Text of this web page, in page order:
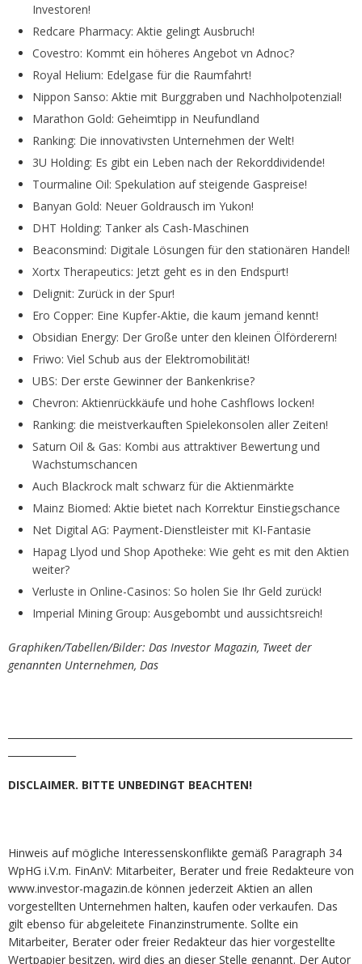
Investoren!
Redcare Pharmacy: Aktie gelingt Ausbruch!
Covestro: Kommt ein höheres Angebot vn Adnoc?
Royal Helium: Edelgase für die Raumfahrt!
Nippon Sanso: Aktie mit Burggraben und Nachholpotenzial!
Marathon Gold: Geheimtipp in Neufundland
Ranking: Die innovativsten Unternehmen der Welt!
3U Holding: Es gibt ein Leben nach der Rekorddividende!
Tourmaline Oil: Spekulation auf steigende Gaspreise!
Banyan Gold: Neuer Goldrausch im Yukon!
DHT Holding: Tanker als Cash-Maschinen
Beaconsmind: Digitale Lösungen für den stationären Handel!
Xortx Therapeutics: Jetzt geht es in den Endspurt!
Delignit: Zurück in der Spur!
Ero Copper: Eine Kupfer-Aktie, die kaum jemand kennt!
Obsidian Energy: Der Große unter den kleinen Ölförderern!
Friwo: Viel Schub aus der Elektromobilität!
UBS: Der erste Gewinner der Bankenkrise?
Chevron: Aktienrückkäufe und hohe Cashflows locken!
Ranking: die meistverkauften Spielekonsolen aller Zeiten!
Saturn Oil & Gas: Kombi aus attraktiver Bewertung und
Wachstumschancen
Auch Blackrock malt schwarz für die Aktienmärkte
Mainz Biomed: Aktie bietet nach Korrektur Einstiegschance
Net Digital AG: Payment-Dienstleister mit KI-Fantasie
Hapag Llyod und Shop Apotheke: Wie geht es mit den Aktien
weiter?
Verluste in Online-Casinos: So holen Sie Ihr Geld zurück!
Imperial Mining Group: Ausgebombt und aussichtsreich!
Graphiken/Tabellen/Bilder: Das Investor Magazin, Tweet der
genannten Unternehmen, Das
DISCLAIMER. BITTE UNBEDINGT BEACHTEN!
Hinweis auf mögliche Interessenskonflikte gemäß Paragraph 34
WpHG i.V.m. FinAnV: Mitarbeiter, Berater und freie Redakteure von
www.investor-magazin.de können jederzeit Aktien an allen
vorgestellten Unternehmen halten, kaufen oder verkaufen. Das
gilt ebenso für abgeleitete Finanzinstrumente. Sollte ein
Mitarbeiter, Berater oder freier Redakteur das hier vorgestellte
Wertpapier besitzen, wird dies an dieser Stelle genannt. Der Autor